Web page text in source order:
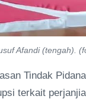
Afandi (tengah).
Tindak
terkait